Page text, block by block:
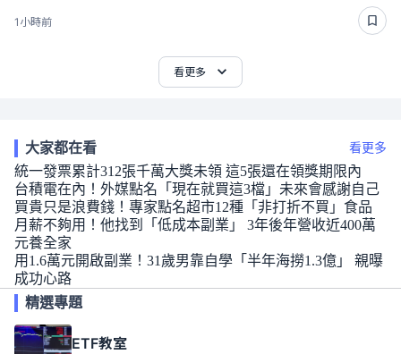
1小時前
看更多
大家都在看 看更多
統一發票累計312張千萬大獎未領 這5張還在領獎期限內
台積電在內！外媒點名「現在就買這3檔」未來會感謝自己
買貴只是浪費錢！專家點名超市12種「非打折不買」食品
月薪不夠用！他找到「低成本副業」 3年後年營收近400萬
元養全家
用1.6萬元開啟副業！31歲男靠自學「半年海撈1.3億」 親曝
成功心路
精選專題
ETF教室